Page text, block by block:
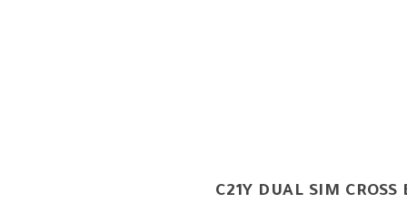
C21Y DUAL SIM